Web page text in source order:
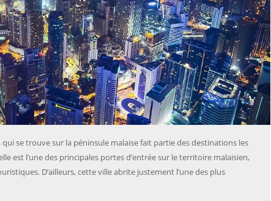
se trouve sur la péninsule malaise fait partie des destinations les
est l’une des principales portes d’entrée sur le territoire malaisien,
D’ailleurs, cette ville abrite justement l’une des plus